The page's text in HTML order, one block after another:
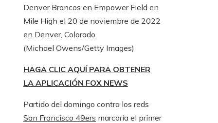
Denver Broncos en Empower Field en
Mile High el 20 de noviembre de 2022
en Denver, Colorado.
(Michael Owens/Getty Images)
HAGA CLIC AQUÍ PARA OBTENER
LA APLICACIÓN FOX NEWS
Partido del domingo contra los reds
San Francisco 49ers marcaría el primer